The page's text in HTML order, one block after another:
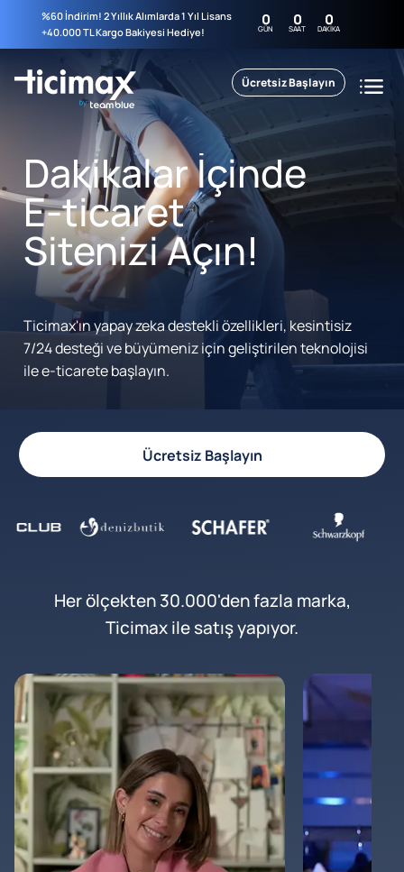
%60 İndirim! 2 Yıllık Alımlarda 1 Yıl Lisans
+40.000 TL Kargo Bakiyesi Hediye!
0
GÜN 0
SAAT 0
DAKIKA
Ücretsiz Başlayın
Dakikalar İçinde
E-ticaret
Sitenizi Açın!
Ticimax'ın yapay zeka destekli özellikleri, kesintisiz
7/24 desteği ve büyümeniz için geliştirilen teknolojisi
ile e-ticarete başlayın.
Ücretsiz Başlayın
Her ölçekten 30.000'den fazla marka,
Ticimax ile satış yapıyor.